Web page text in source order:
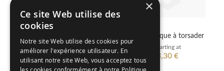
- GM
Starting at
5,99 €
Fil métallique à torsader
Starting at
3,30 €
×
Ce site Web utilise des
cookies
Notre site Web utilise des cookies pour
améliorer l'expérience utilisateur. En
utilisant notre site Web, vous acceptez tous